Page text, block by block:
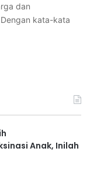
dan
kata-kata
Anak, Inilah